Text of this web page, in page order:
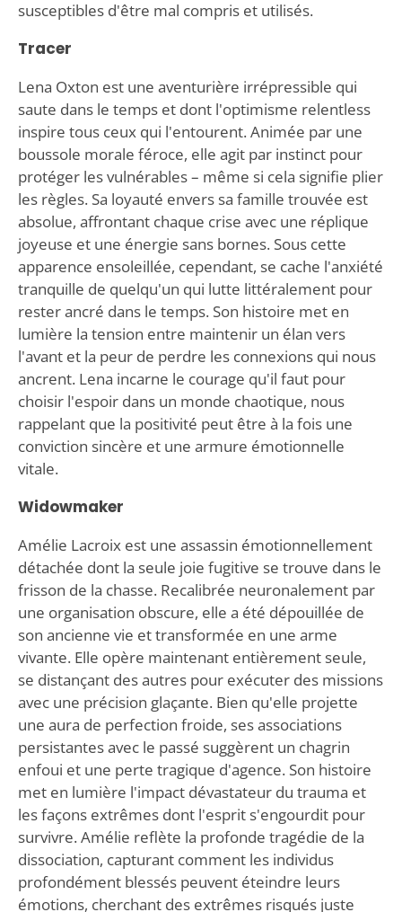
susceptibles d'être mal compris et utilisés.
Tracer
Lena Oxton est une aventurière irrépressible qui
saute dans le temps et dont l'optimisme relentless
inspire tous ceux qui l'entourent. Animée par une
boussole morale féroce, elle agit par instinct pour
protéger les vulnérables – même si cela signifie plier
les règles. Sa loyauté envers sa famille trouvée est
absolue, affrontant chaque crise avec une réplique
joyeuse et une énergie sans bornes. Sous cette
apparence ensoleillée, cependant, se cache l'anxiété
tranquille de quelqu'un qui lutte littéralement pour
rester ancré dans le temps. Son histoire met en
lumière la tension entre maintenir un élan vers
l'avant et la peur de perdre les connexions qui nous
ancrent. Lena incarne le courage qu'il faut pour
choisir l'espoir dans un monde chaotique, nous
rappelant que la positivité peut être à la fois une
conviction sincère et une armure émotionnelle
vitale.
Widowmaker
Amélie Lacroix est une assassin émotionnellement
détachée dont la seule joie fugitive se trouve dans le
frisson de la chasse. Recalibrée neuronalement par
une organisation obscure, elle a été dépouillée de
son ancienne vie et transformée en une arme
vivante. Elle opère maintenant entièrement seule,
se distançant des autres pour exécuter des missions
avec une précision glaçante. Bien qu'elle projette
une aura de perfection froide, ses associations
persistantes avec le passé suggèrent un chagrin
enfoui et une perte tragique d'agence. Son histoire
met en lumière l'impact dévastateur du trauma et
les façons extrêmes dont l'esprit s'engourdit pour
survivre. Amélie reflète la profonde tragédie de la
dissociation, capturant comment les individus
profondément blessés peuvent éteindre leurs
émotions, cherchant des extrêmes risqués juste